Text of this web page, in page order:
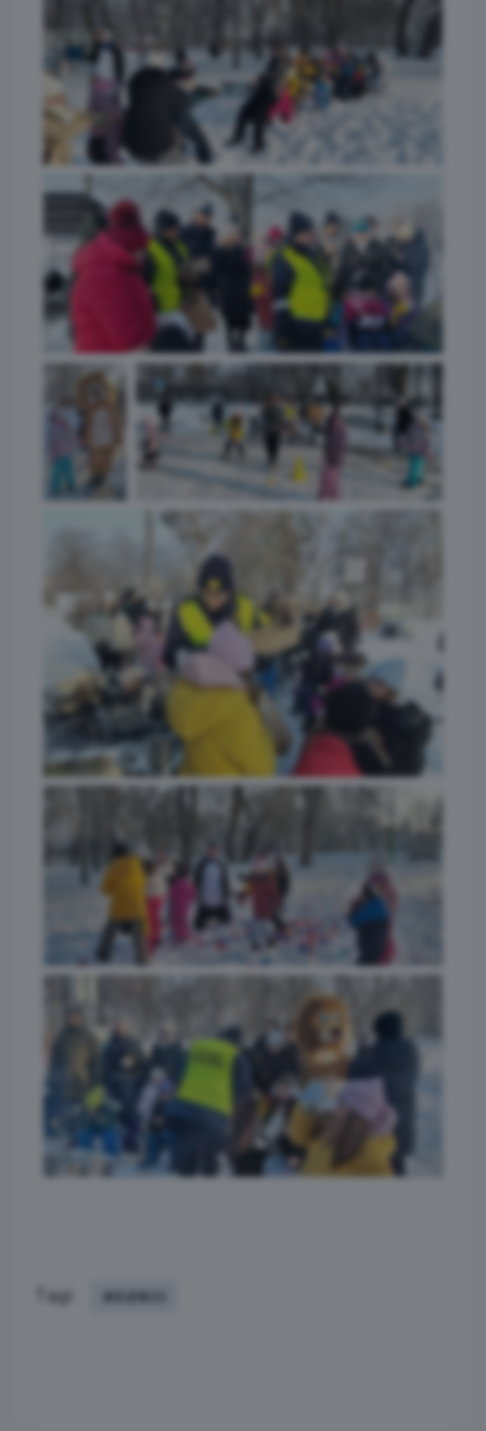
Tagi: #DZIECI